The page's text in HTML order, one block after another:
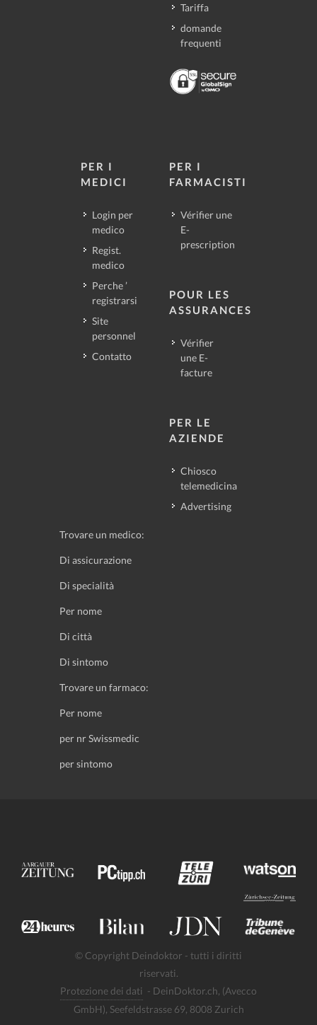
Tariffa
domande
frequenti
PER I
MEDICI
Login per
medico
Regist.
medico
Perche ’
registrarsi
Site
personnel
Contatto
PER I
FARMACISTI
Vérifier une
E-
prescription
POUR LES
ASSURANCES
Vérifier
une E-
facture
PER LE
AZIENDE
Chiosco
telemedicina
Advertising
Trovare un medico:
Di assicurazione
Di specialità
Per nome
Di città
Di sintomo
Trovare un farmaco:
Per nome
per nr Swissmedic
per sintomo
© Copyright Deindoktor - tutti i diritti
riservati.
Protezione dei dati - DeinDoktor.ch, (Avecco
GmbH), Seefeldstrasse 69, 8008 Zurich